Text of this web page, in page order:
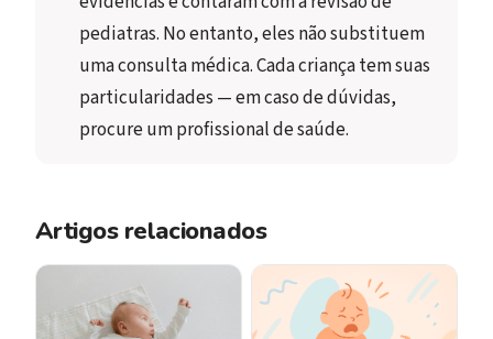
pediatras. No entanto, eles não substituem
uma consulta médica. Cada criança tem suas
particularidades — em caso de dúvidas,
procure um profissional de saúde.
Artigos relacionados